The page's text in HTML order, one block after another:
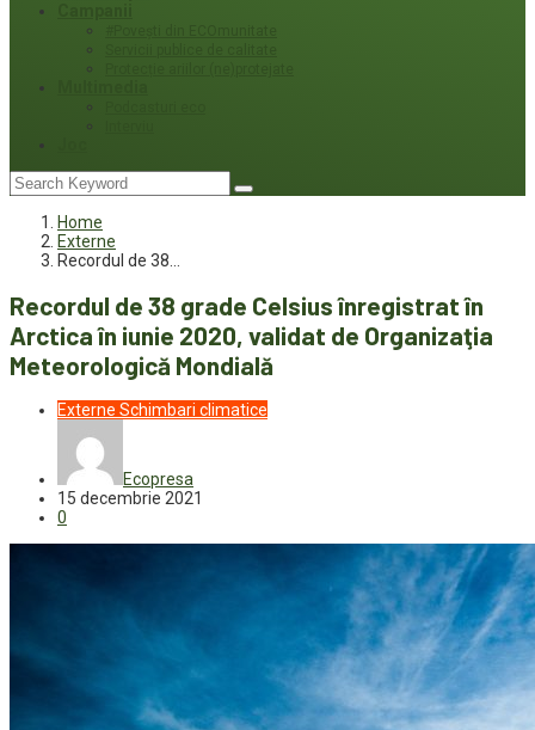
Home
Externe
Recordul de 38…
Recordul de 38 grade Celsius înregistrat în
Arctica în iunie 2020, validat de Organizaţia
Meteorologică Mondială
Externe Schimbari climatice
Ecopresa
15 decembrie 2021
0